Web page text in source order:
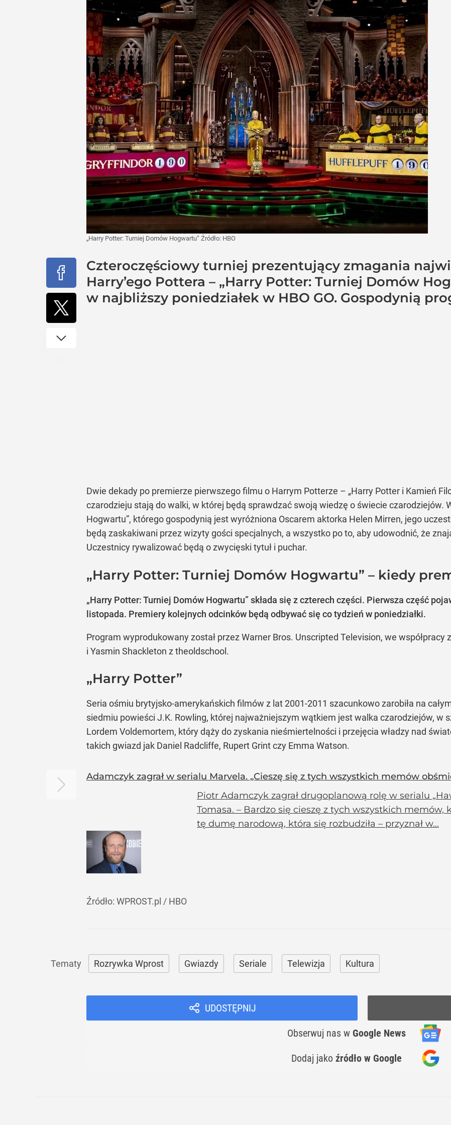
„Harry Potter: Turniej Domów Hogwartu” Źródło: HBO
Czteroczęściowy turniej prezentujący zmagania
Harry’ego Pottera – „Harry Potter: Turniej Domów
w najbliższy poniedziałek w HBO GO. Gospodynią
Dwie dekady po premierze pierwszego filmu o Harrym Potterze – „Harry Potter i Kamień
czarodzieju stają do walki, w której będą sprawdzać swoją wiedzę o świecie czarodziejów.
Hogwartu”, którego gospodynią jest wyróżniona Oscarem aktorka Helen Mirren, jego
będą zaskakiwani przez wizyty gości specjalnych, a wszystko po to, aby udowodnić, że
Uczestnicy rywalizować będą o zwycięski tytuł i puchar.
„Harry Potter: Turniej Domów Hogwartu” – kiedy
„Harry Potter: Turniej Domów Hogwartu” składa się z czterech części. Pierwsza część
listopada. Premiery kolejnych odcinków będą odbywać się co tydzień w poniedziałki.
Program wyprodukowany został przez Warner Bros. Unscripted Television, we
i Yasmin Shackleton z theoldschool.
„Harry Potter”
Seria ośmiu brytyjsko-amerykańskich filmów z lat 2001-2011 szacunkowo zarobiła na
siedmiu powieści J.K. Rowling, której najważniejszym wątkiem jest walka czarodziejów, w
Lordem Voldemortem, który dąży do zyskania nieśmiertelności i przejęcia władzy nad
takich gwiazd jak Daniel Radcliffe, Rupert Grint czy Emma Watson.
Adamczyk zagrał w serialu Marvela. „Cieszę się z tych wszystkich memów
Piotr Adamczyk zagrał drugoplanową rolę w serialu
Tomasa. – Bardzo się cieszę z tych wszystkich
tę dumę narodową, która się rozbudziła – przyznał w...
Źródło: WPROST.pl / HBO
Rozrywka Wprost Gwiazdy Seriale Telewizja Kultura
UDOSTĘPNIJ
Obserwuj nas w Google News
Dodaj jako źródło w Google